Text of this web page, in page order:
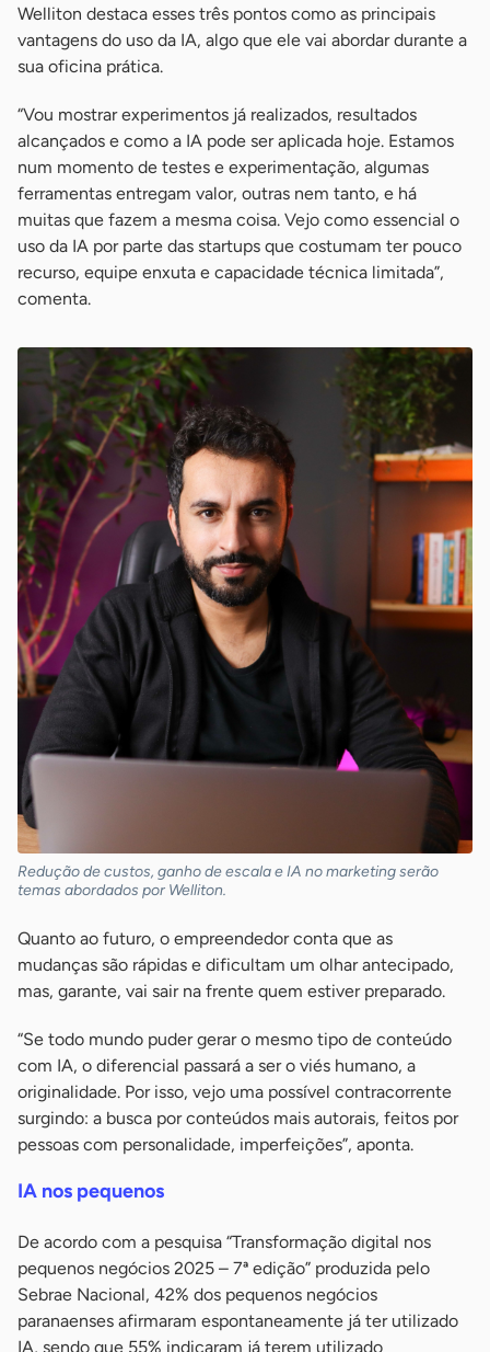
Welliton destaca esses três pontos como as principais
vantagens do uso da IA, algo que ele vai abordar durante a
sua oficina prática.
“Vou mostrar experimentos já realizados, resultados
alcançados e como a IA pode ser aplicada hoje. Estamos
num momento de testes e experimentação, algumas
ferramentas entregam valor, outras nem tanto, e há
muitas que fazem a mesma coisa. Vejo como essencial o
uso da IA por parte das startups que costumam ter pouco
recurso, equipe enxuta e capacidade técnica limitada”,
comenta.
Redução de custos, ganho de escala e IA no marketing serão
temas abordados por Welliton.
Quanto ao futuro, o empreendedor conta que as
mudanças são rápidas e dificultam um olhar antecipado,
mas, garante, vai sair na frente quem estiver preparado.
“Se todo mundo puder gerar o mesmo tipo de conteúdo
com IA, o diferencial passará a ser o viés humano, a
originalidade. Por isso, vejo uma possível contracorrente
surgindo: a busca por conteúdos mais autorais, feitos por
pessoas com personalidade, imperfeições”, aponta.
IA nos pequenos
De acordo com a pesquisa “Transformação digital nos
pequenos negócios 2025 – 7ª edição” produzida pelo
Sebrae Nacional, 42% dos pequenos negócios
paranaenses afirmaram espontaneamente já ter utilizado
IA, sendo que 55% indicaram já terem utilizado